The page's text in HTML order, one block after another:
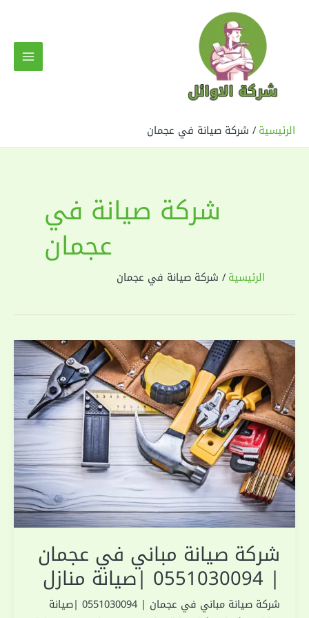
الرئيسية شركة صيانة في عجمان
شركة صيانة في
عجمان
الرئيسية شركة صيانة في عجمان
شركة صيانة مباني في عجمان
| 0551030094 |صيانة منازل
شركة صيانة مباني في عجمان | 0551030094 |صيانة